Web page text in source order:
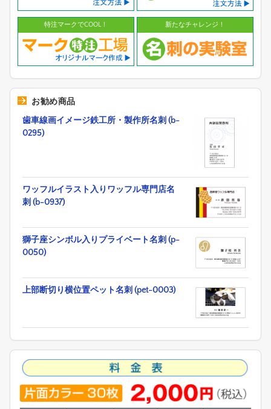
特注マークでCOOL！ 新たなチャレンジ！
お勧め商品
歯車線画イメージ鉄工所・製作所名刺 (b-
0295)
ワッフルイラスト入りワッフル専門店名
刺 (b-0937)
獅子座シンボル入りプライベート名刺 (p-
0050)
上部断切り横位置ペット名刺 (pet-0003)